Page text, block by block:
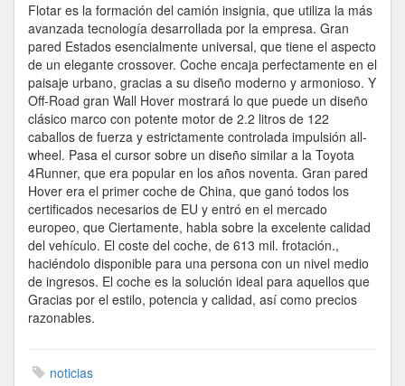
Flotar es la formación del camión insignia, que utiliza la más
avanzada tecnología desarrollada por la empresa. Gran
pared Estados esencialmente universal, que tiene el aspecto
de un elegante crossover. Coche encaja perfectamente en el
paisaje urbano, gracias a su diseño moderno y armonioso. Y
Off-Road gran Wall Hover mostrará lo que puede un diseño
clásico marco con potente motor de 2.2 litros de 122
caballos de fuerza y estrictamente controlada impulsión all-
wheel. Pasa el cursor sobre un diseño similar a la Toyota
4Runner, que era popular en los años noventa. Gran pared
Hover era el primer coche de China, que ganó todos los
certificados necesarios de EU y entró en el mercado
europeo, que Ciertamente, habla sobre la excelente calidad
del vehículo. El coste del coche, de 613 mil. frotación.,
haciéndolo disponible para una persona con un nivel medio
de ingresos. El coche es la solución ideal para aquellos que
Gracias por el estilo, potencia y calidad, así como precios
razonables.
noticias